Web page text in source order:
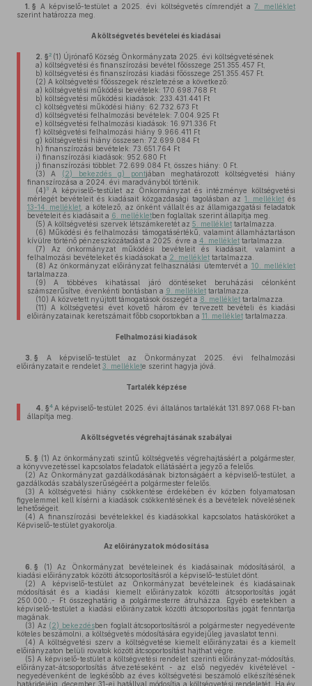
1. § A képviselő-testület a 2025. évi költségvetés címrendjét a7. melléklet
szerint határozza meg.
A költségvetés bevételei és kiadásai
2. §2 (1) Újrónafő Község Önkormányzata 2025. évi költségvetésének
a) költségvetési és finanszírozási bevétel főösszege 251.355.457 Ft,
b) költségvetési és finanszírozási kiadási főösszege 251.355.457 Ft.
(2) A költségvetési főösszegek részletezése a következő:
a) költségvetési működési bevételek: 170.698.768 Ft
b) költségvetési működési kiadások: 233.431.441 Ft
c) költségvetési működési hiány: 62.732.673 Ft
d) költségvetési felhalmozási bevételek: 7.004.925 Ft
e) költségvetési felhalmozási kiadások: 16.971.336 Ft
f) költségvetési felhalmozási hiány 9.966.411 Ft
g) költségvetési hiány összesen: 72.699.084 Ft
h) finanszírozási bevételek: 73.651.764 Ft
i) finanszírozási kiadások: 952.680 Ft
j) finanszírozási többlet: 72.699.084 Ft, összes hiány: 0 Ft.
(3) A (2) bekezdés g) pontjában meghatározott költségvetési hiány
finanszírozása a 2024. évi maradványból történik.
(4) 3A képviselő-testület az Önkormányzat és intézménye költségvetési
mérlegét bevételeit és kiadásait közgazdasági tagolásban az1. melléklet és
13-14. melléklet , a kötelező, az önként vállalt és az államigazgatási feladatok
bevételeit és kiadásait a 6. mellékletben foglaltak szerint állapítja meg.
(5) A költségvetési szervek létszámkeretét az 5. melléklettartalmazza.
(6) Működési és felhalmozási támogatásértékű, valamint államháztartáson
kívülre történő pénzeszközátadást a 2025. évre a 4. melléklettartalmazza.
(7) Az önkormányzat működési bevételeit és kiadásait, valamint a
felhalmozási bevételeket és kiadásokat a 2. melléklettartalmazza.
(8) Az önkormányzat előirányzat felhasználási ütemtervét a 10. melléklet
tartalmazza.
(9) A többéves kihatással járó döntéseket beruházási célonként
számszerűsítve, évenkénti bontásban a 9. melléklettartalmazza.
(10) A közvetett nyújtott támogatások összegét a 8. melléklettartalmazza.
(11) A költségvetési évet követő három év tervezett bevételi és kiadási
előirányzatainak keretszámait főbb csoportokban a 11. melléklettartalmazza.
Felhalmozási kiadások
3. § A képviselő-testület az Önkormányzat 2025. évi felhalmozási
előirányzatait e rendelet 3. melléklete szerint hagyja jóvá.
Tartalék képzése
4. §4 A képviselő-testület 2025. évi általános tartalékát 131.897.068 Ft-ban
állapítja meg.
A költségvetés végrehajtásának szabályai
5. § (1) Az önkormányzati szintű költségvetés végrehajtásáért a polgármester,
a könyvvezetéssel kapcsolatos feladatok ellátásáért a jegyző a felelős.
(2) Az Önkormányzat gazdálkodásának biztonságáért a képviselő-testület, a
gazdálkodás szabályszerűségéért a polgármester felelős.
(3) A költségvetési hiány csökkentése érdekében év közben folyamatosan
figyelemmel kell kísérni a kiadások csökkentésének és a bevételek növelésének
lehetőségeit.
(4) A finanszírozási bevételekkel és kiadásokkal kapcsolatos hatásköröket a
Képviselő-testület gyakorolja.
Az előirányzatok módosítása
6. § (1) Az Önkormányzat bevételeinek és kiadásainak módosításáról, a
kiadási előirányzatok közötti átcsoportosításról a képviselő-testület dönt.
(2) A képviselő-testület az Önkormányzat bevételeinek és kiadásainak
módosítását és a kiadási kiemelt előirányzatok közötti átcsoportosítás jogát
250.000.,- Ft összeghatárig a polgármesterre átruházza. Egyéb esetekben a
képviselő-testület a kiadási előirányzatok közötti átcsoportosítás jogát fenntartja
magának.
(3) Az (2) bekezdésben foglalt átcsoportosításról a polgármester negyedévente
köteles beszámolni, a költségvetés módosítására egyidejűleg javaslatot tenni.
(4) A költségvetési szerv a költségvetése kiemelt előirányzatai és a kiemelt
előirányzaton belüli rovatok között átcsoportosítást hajthat végre.
(5) A képviselő-testület a költségvetési rendelet szerinti előirányzat-módosítás,
előirányzat-átcsoportosítás átvezetéseként - az első negyedév kivételével -
negyedévenként de legkésőbb az éves költségvetési beszámoló elkészítésének
határidejéig, december 31-ei hatállyal módosítja a költségvetési rendeletét. Ha év